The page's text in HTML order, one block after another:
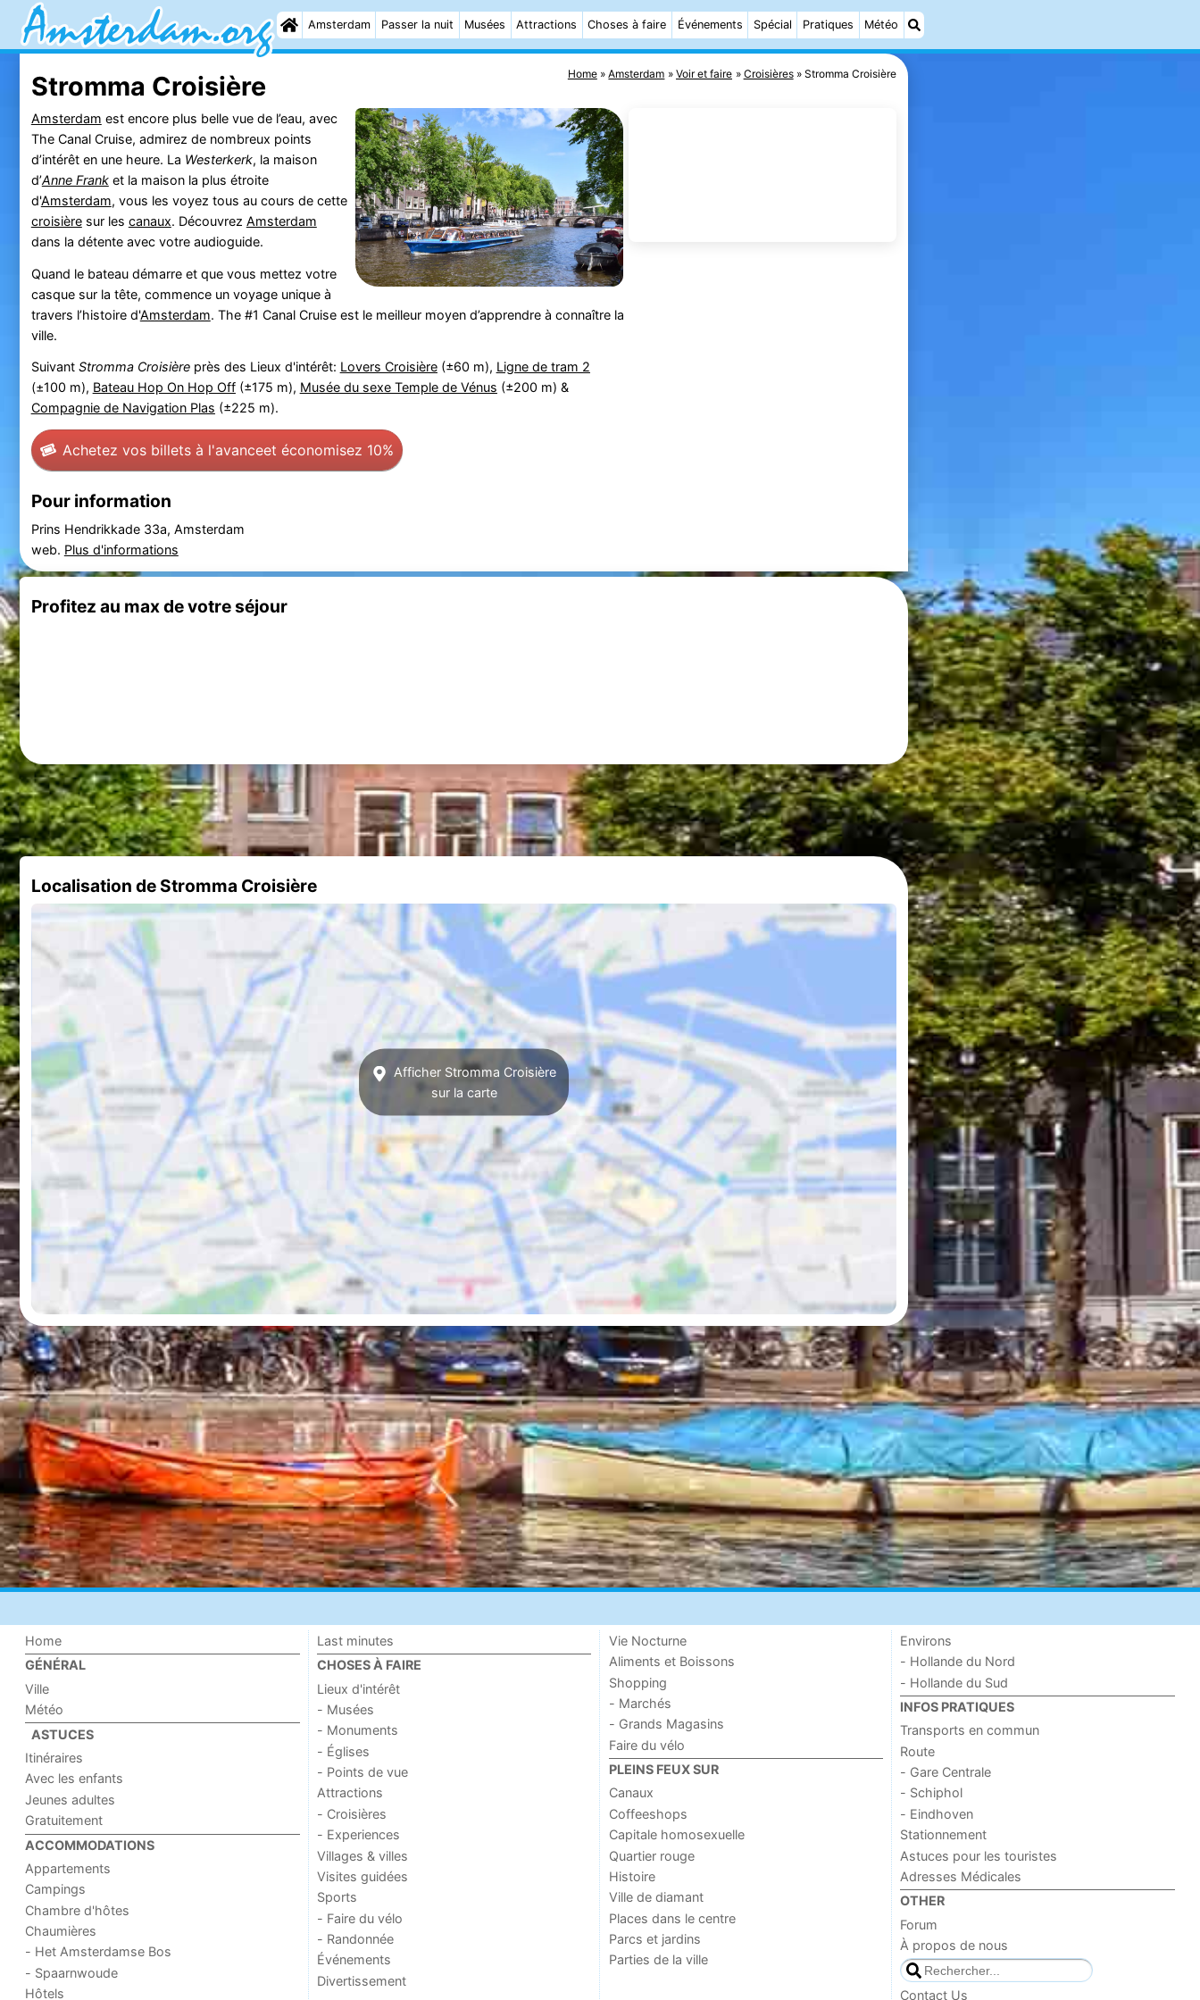
Amsterdam Passer la nuit Musées Attractions Choses à faire Événements Spécial Pratiques Météo
Home Amsterdam Voir et faire Croisières Stromma Croisière
Stromma Croisière
Amsterdam est encore plus belle vue de l’eau, avec
The Canal Cruise, admirez de nombreux points
d’intérêt en une heure. La Westerkerk, la maison
d’Anne Franket la maison la plus étroite
d'Amsterdam, vous les voyez tous au cours de cette
croisièresur les canaux. Découvrez Amsterdam
dans la détente avec votre audioguide.
Quand le bateau démarre et que vous mettez votre
casque sur la tête, commence un voyage unique à
travers l’histoire d'Amsterdam. The #1 Canal Cruise est le meilleur moyen d’apprendre à connaître la
ville.
Suivant Stromma Croisièreprès des Lieux d'intérêt: Lovers Croisière(±60 m), Ligne de tram 2
(±100 m), Bateau Hop On Hop Off(±175 m), Musée du sexe Temple de Vénus (±200 m) &
Compagnie de Navigation Plas (±225 m).
Achetez vos billets à l'avanceet économisez 10%
Pour information
Prins Hendrikkade 33a, Amsterdam
web. Plus d'informations
Profitez au max de votre séjour
Localisation de Stromma Croisière
Afficher Stromma Croisière
sur la carte
Home
GÉNÉRAL
Ville
Météo
ASTUCES
Itinéraires
Avec les enfants
Jeunes adultes
Gratuitement
ACCOMMODATIONS
Appartements
Campings
Chambre d'hôtes
Chaumières
- Het Amsterdamse Bos
- Spaarnwoude
Hôtels
Last minutes
CHOSES À FAIRE
Lieux d'intérêt
- Musées
- Monuments
- Églises
- Points de vue
Attractions
- Croisières
- Experiences
Villages & villes
Visites guidées
Sports
- Faire du vélo
- Randonnée
Événements
Divertissement
Vie Nocturne
Aliments et Boissons
Shopping
- Marchés
- Grands Magasins
Faire du vélo
PLEINS FEUX SUR
Canaux
Coffeeshops
Capitale homosexuelle
Quartier rouge
Histoire
Ville de diamant
Places dans le centre
Parcs et jardins
Parties de la ville
Environs
- Hollande du Nord
- Hollande du Sud
INFOS PRATIQUES
Transports en commun
Route
- Gare Centrale
- Schiphol
- Eindhoven
Stationnement
Astuces pour les touristes
Adresses Médicales
OTHER
Forum
À propos de nous
Contact Us